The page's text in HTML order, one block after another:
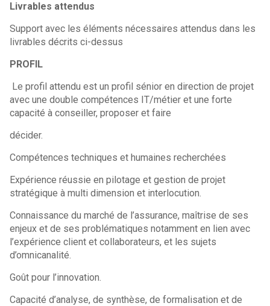
Livrables attendus
Support avec les éléments nécessaires attendus dans les
livrables décrits ci-dessus
PROFIL
Le profil attendu est un profil sénior en direction de projet
avec une double compétences IT/métier et une forte
capacité à conseiller, proposer et faire
décider.
Compétences techniques et humaines recherchées
Expérience réussie en pilotage et gestion de projet
stratégique à multi dimension et interlocution.
Connaissance du marché de l’assurance, maîtrise de ses
enjeux et de ses problématiques notamment en lien avec
l’expérience client et collaborateurs, et les sujets
d’omnicanalité.
Goût pour l’innovation.
Capacité d’analyse, de synthèse, de formalisation et de